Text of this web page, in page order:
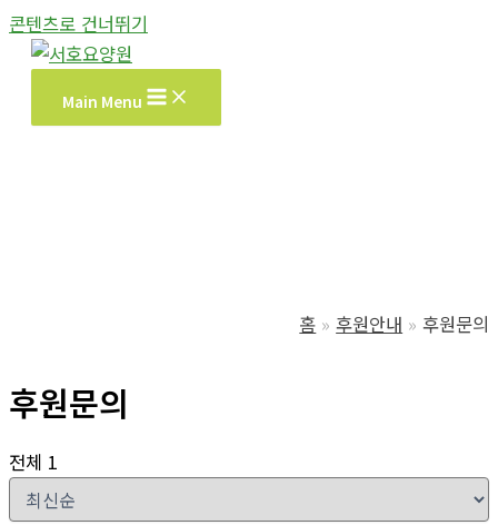
콘텐츠로 건너뛰기
Main Menu
홈 후원안내 후원문의
후원문의
전체 1